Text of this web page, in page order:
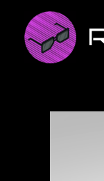
Inhalt
springen